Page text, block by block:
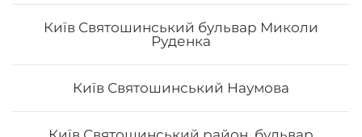
Київ Святошинський бульвар Миколи
Руденка
Київ Святошинський Наумова
25₴
Все більше людей користуються послугою
доставки суші додому від Osama sushi в
Дарницькому районі Києва: вул. Декабристів.